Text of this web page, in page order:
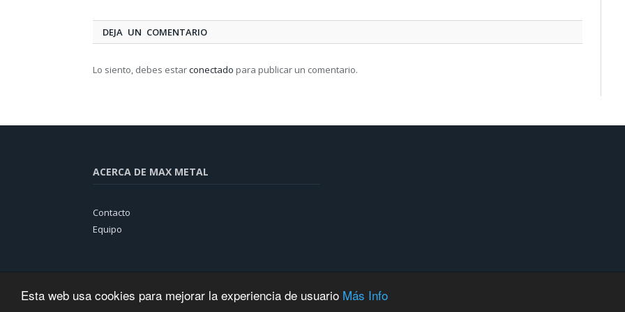
Esta web usa cookies para mejorar la experiencia de usuario Más Info
DEJA UN COMENTARIO
Lo siento, debes estarconectado para publicar un comentario.
ACERCA DE MAX METAL
Contacto
Equipo